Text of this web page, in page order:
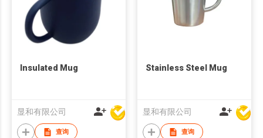
Insulated Mug
显和有限公司
查询
Stainless Steel Mug
显和有限公司
查询